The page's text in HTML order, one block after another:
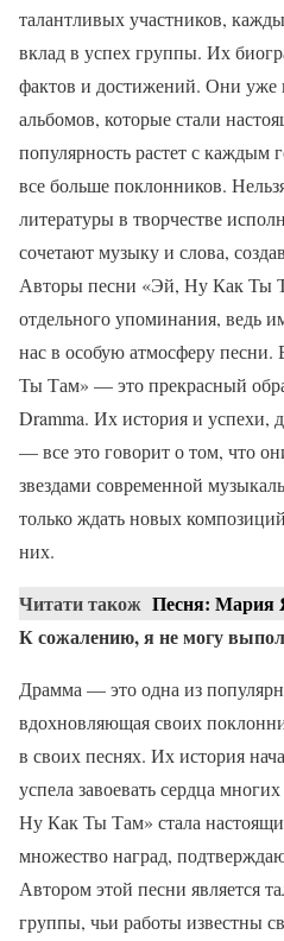
талантливых участников,
вклад в успех группы. Их
фактов и достижений. Они уже
альбомов, которые стали
популярность растет с каждым
все больше поклонников.
литературы в творчестве
сочетают музыку и слова,
Авторы песни «Эй, Ну Как Ты
отдельного упоминания, ведь
нас в особую атмосферу
Ты Там» — это прекрасный
Dramma. Их история и успехи,
— все это говорит о том, что
звездами современной
только ждать новых
них.
Читати також Песня: Мария
К сожалению, я не могу
Драмма — это одна из
вдохновляющая своих
в своих песнях. Их история
успела завоевать сердца
Ну Как Ты Там» стала
множество наград,
Автором этой песни является
группы, чьи работы известны